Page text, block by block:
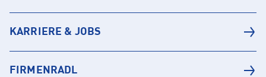
KARRIERE & JOBS
FIRMENRADL